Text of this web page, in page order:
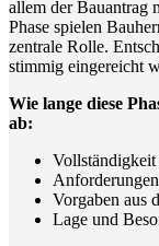
allem der Bauantrag
Phase spielen
zentrale Rolle.
stimmig eingereicht
Wie lange diese
ab:
Vorgaben aus
Lage und